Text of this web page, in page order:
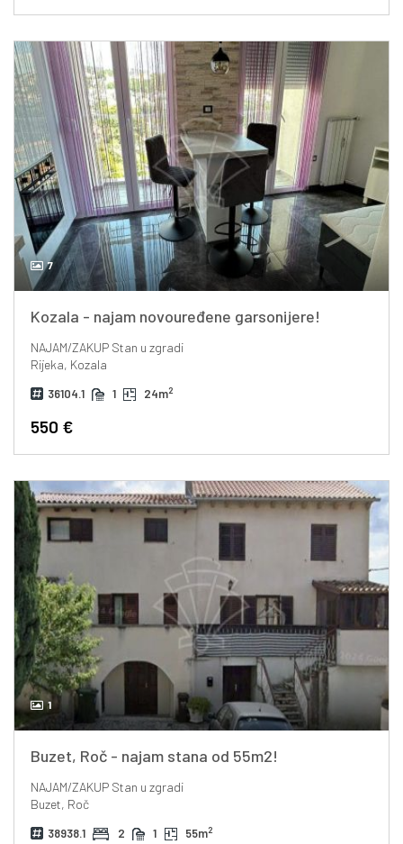
7
Kozala - najam novouređene garsonijere!
NAJAM/ZAKUPStan u zgradi
Rijeka, Kozala
36104.1 1 24m2
550 €
1
Buzet, Roč - najam stana od 55m2!
NAJAM/ZAKUPStan u zgradi
Buzet, Roč
38938.1 2 1 55m2